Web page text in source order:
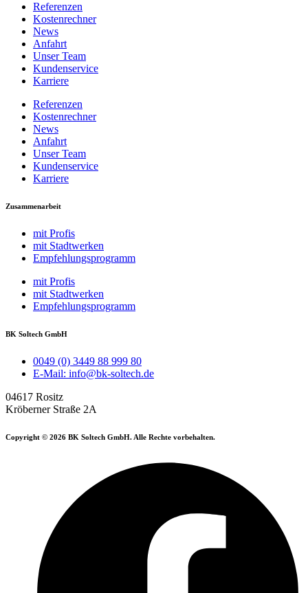
Referenzen
Kostenrechner
News
Anfahrt
Unser Team
Kundenservice
Karriere
Referenzen
Kostenrechner
News
Anfahrt
Unser Team
Kundenservice
Karriere
Zusammenarbeit
mit Profis
mit Stadtwerken
Empfehlungsprogramm
mit Profis
mit Stadtwerken
Empfehlungsprogramm
BK Soltech GmbH
0049 (0) 3449 88 999 80
E-Mail: info@bk-soltech.de
04617 Rositz
Kröberner Straße 2A
Copyright © 2026 BK Soltech GmbH. Alle Rechte vorbehalten.